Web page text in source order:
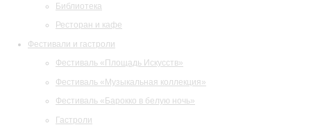
Библиотека
Ресторан и кафе
Фестивали и гастроли
Фестиваль «Площадь Искусств»
Фестиваль «Музыкальная коллекция»
Фестиваль «Барокко в белую ночь»
Гастроли